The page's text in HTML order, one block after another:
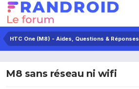
HTC One (M8) - Aides, Questions & Réponses
M8 sans réseau ni wifi